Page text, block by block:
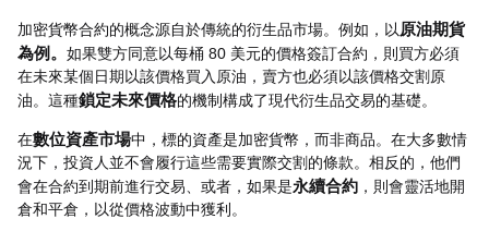
加密貨幣合約的概念源自於傳統的衍生品市場。例如，以 原油期貨
為例。 如果雙方同意以每桶 80 美元的價格簽訂合約，則買方必須
在未來某個日期以該價格買入原油，賣方也必須以該價格交割原
油。這種鎖定未來價格的機制構成了現代衍生品交易的基礎。
在數位資產市場中，標的資產是加密貨幣，而非商品。在大多數情
況下，投資人並不會履行這些需要實際交割的條款。相反的，他們
會在合約到期前進行交易、或者，如果是永續合約 ，則會靈活地開
倉和平倉，以從價格波動中獲利。